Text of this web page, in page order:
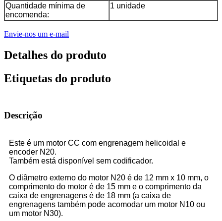
Quantidade mínima de
encomenda:
1 unidade
Envie-nos um e-mail
Detalhes do produto
Etiquetas do produto
Descrição
Este é um motor CC com engrenagem helicoidal e
encoder N20.
Também está disponível sem codificador.
O diâmetro externo do motor N20 é de 12 mm x 10 mm, o
comprimento do motor é de 15 mm e o comprimento da
caixa de engrenagens é de 18 mm (a caixa de
engrenagens também pode acomodar um motor N10 ou
um motor N30).